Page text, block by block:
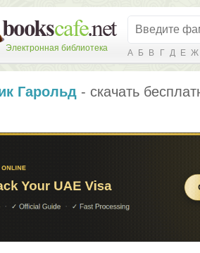
Электронная библиотека А Б В Г Д Е Ж
Гарольд - скачать